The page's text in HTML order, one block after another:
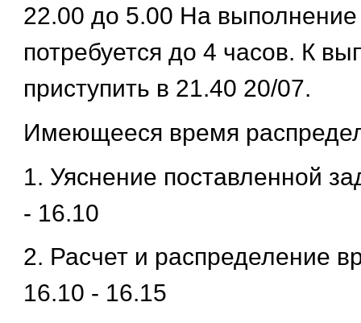
22.00 до 5.00 На выполнение
потребуется до 4 часов. К
приступить в 21.40 20/07.
Имеющееся время
1. Уяснение поставленной
- 16.10
2. Расчет и распределение
16.10 - 16.15